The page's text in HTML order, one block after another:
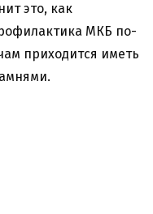
это, как
МКБ по-
приходится иметь